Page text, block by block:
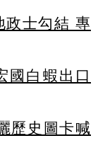
政士勾結 專
國白蝦出口
歷史圖卡喊